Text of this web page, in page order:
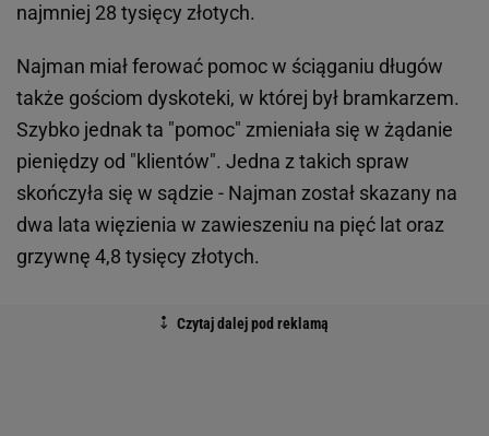
najmniej 28 tysięcy złotych.
Najman miał ferować pomoc w ściąganiu długów
także gościom dyskoteki, w której był bramkarzem.
Szybko jednak ta "pomoc" zmieniała się w żądanie
pieniędzy od "klientów". Jedna z takich spraw
skończyła się w sądzie - Najman został skazany na
dwa lata więzienia w zawieszeniu na pięć lat oraz
grzywnę 4,8 tysięcy złotych.